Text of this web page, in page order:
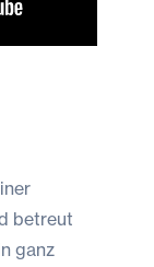
betreut
ganz